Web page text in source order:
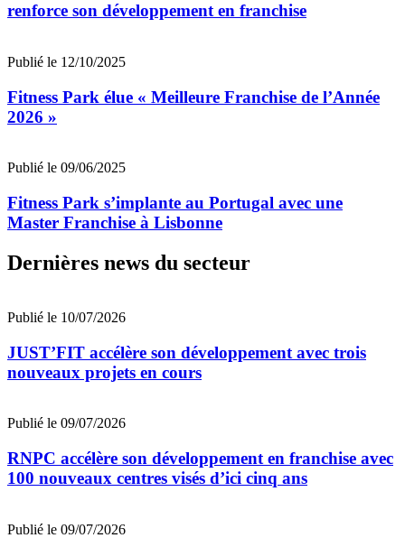
renforce son développement en franchise
Publié le 12/10/2025
Fitness Park élue « Meilleure Franchise de l’Année
2026 »
Publié le 09/06/2025
Fitness Park s’implante au Portugal avec une
Master Franchise à Lisbonne
Dernières news du secteur
Publié le 10/07/2026
JUST’FIT accélère son développement avec trois
nouveaux projets en cours
Publié le 09/07/2026
RNPC accélère son développement en franchise avec
100 nouveaux centres visés d’ici cinq ans
Publié le 09/07/2026